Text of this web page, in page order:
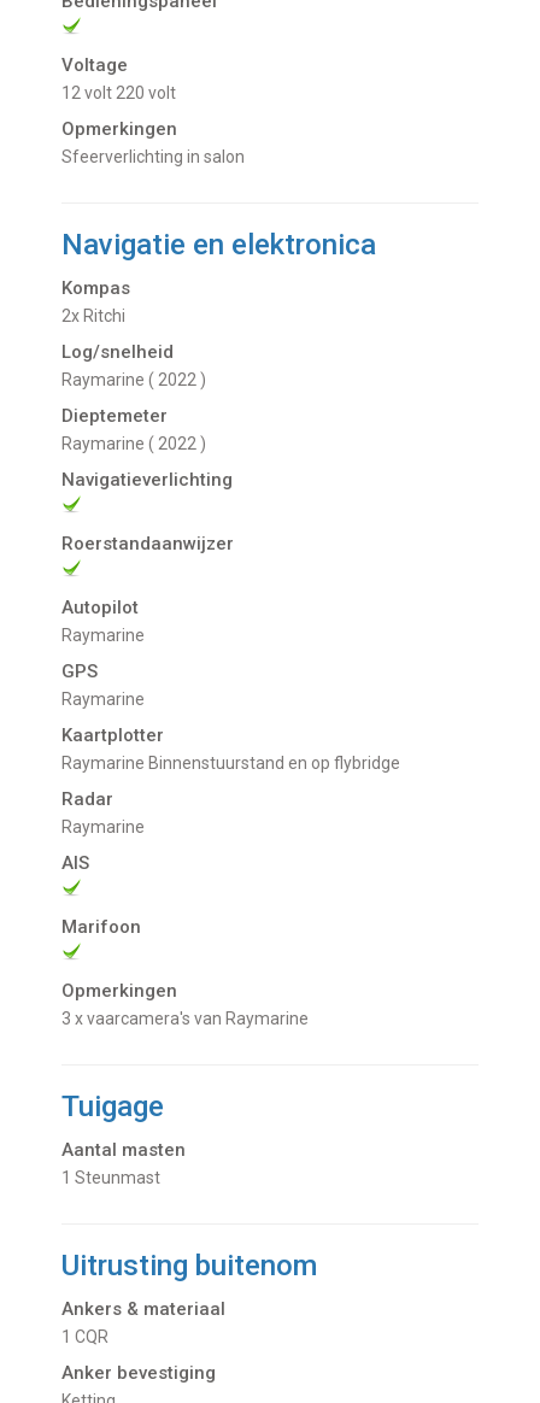
Voltage
12 volt 220 volt
Opmerkingen
sfeerverlichting in salon
Navigatie en elektronica
Kompas
2x Ritchi
Log/snelheid
Raymarine ( 2022 )
Dieptemeter
Raymarine ( 2022 )
Navigatieverlichting
Roerstandaanwijzer
Autopilot
Raymarine
GPS
Raymarine
Kaartplotter
Raymarine Binnenstuurstand en op flybridge
Radar
Raymarine
AIS
Marifoon
Opmerkingen
3 x vaarcamera's van Raymarine
Tuigage
Aantal masten
1 Steunmast
Uitrusting buitenom
Ankers & materiaal
1 CQR
Anker bevestiging